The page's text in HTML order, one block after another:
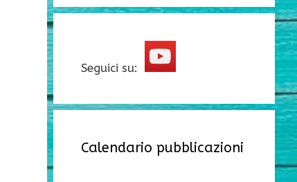
Seguici su:
Calendario pubblicazioni